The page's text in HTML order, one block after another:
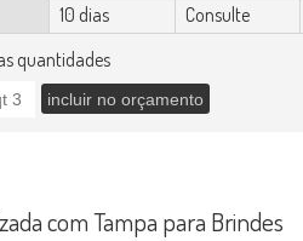
quantidades
10 dias Consulte
com Tampa para Brindes